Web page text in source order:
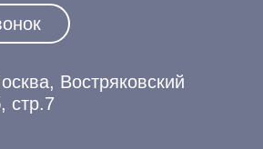
Востряковский
стр.7